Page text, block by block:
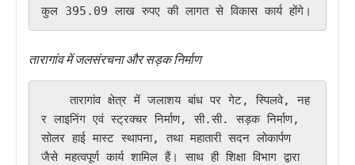
कुल 395.09 लाख रुपए की लागत से विकास कार्य होंगे।
तारागांव में जलसंरचना और सड़क निर्माण
    तारागांव क्षेत्र में जलाशय बांध पर गेट, स्पिलवे, नह
र लाइनिंग एवं स्ट्रक्चर निर्माण, सी.सी. सड़क निर्माण,
सोलर हाई मास्ट स्थापना, तथा महातारी सदन लोकार्पण
जैसे महत्वपूर्ण कार्य शामिल हैं। साथ ही शिक्षा विभाग द्वारा